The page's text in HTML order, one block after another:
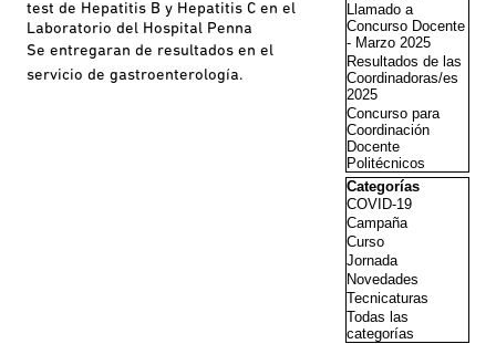
test de Hepatitis B y Hepatitis C en el
Laboratorio del Hospital Penna
Se entregaran de resultados en el
servicio de gastroenterología.
Llamado a
Concurso Docente
- Marzo 2025
Resultados de las
Coordinadoras/es
2025
Concurso para
Coordinación
Docente
Politécnicos
Saltar el bloque
Categorías
COVID-19
Campaña
Curso
Jornada
Novedades
Tecnicaturas
Todas las
categorías